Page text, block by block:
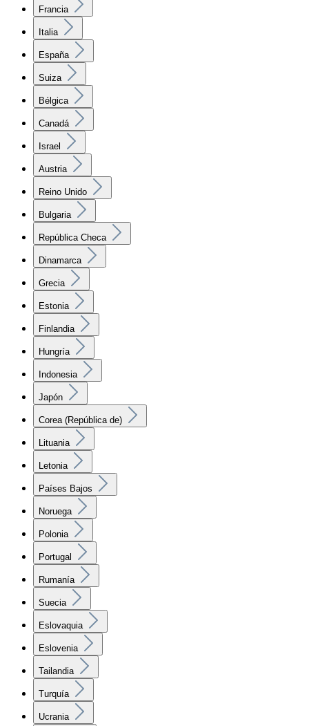
Francia
Italia
España
Suiza
Bélgica
Canadá
Israel
Austria
Reino Unido
Bulgaria
República Checa
Dinamarca
Grecia
Estonia
Finlandia
Hungría
Indonesia
Japón
Corea (República de)
Lituania
Letonia
Países Bajos
Noruega
Polonia
Portugal
Rumanía
Suecia
Eslovaquia
Eslovenia
Tailandia
Turquía
Ucrania